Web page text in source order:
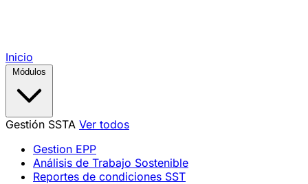
Inicio
Gestión SSTA Ver todos
Gestion EPP
Análisis de Trabajo Sostenible
Reportes de condiciones SST